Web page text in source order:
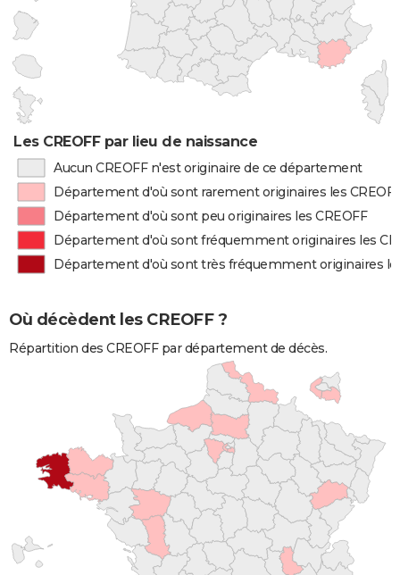
Les CREOFF par lieu de naissance
Aucun CREOFF n'est originaire de ce département
Département d'où sont rarement originaires les
Département d'où sont peu originaires les CREOFF
Département d'où sont fréquemment originaires les
Département d'où sont très fréquemment originaires
Où décèdent les CREOFF ?
Répartition des CREOFF par département de décès.